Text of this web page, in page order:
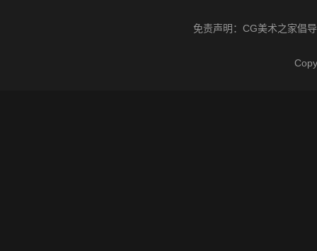
免责声明： CG美术之家倡